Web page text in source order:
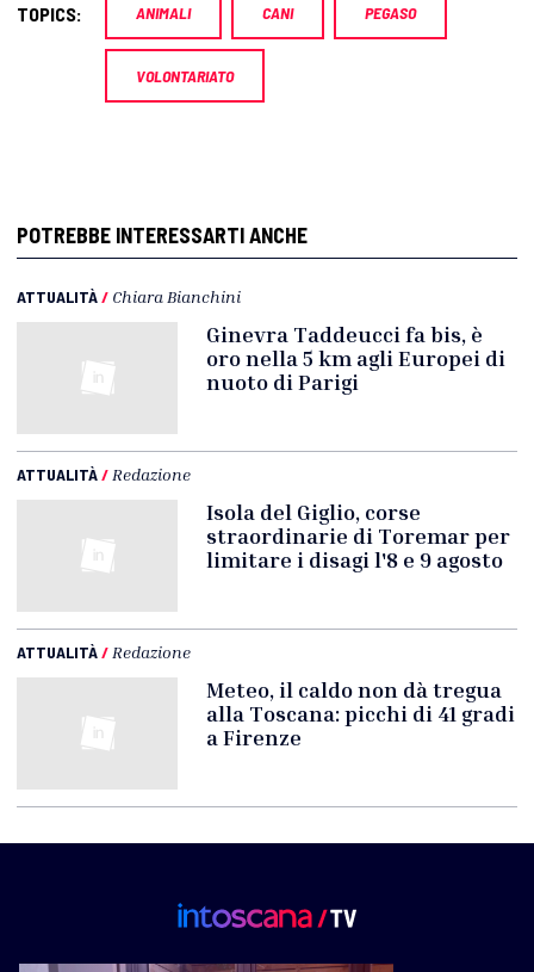
TOPICS: ANIMALI CANI PEGASO
VOLONTARIATO
POTREBBE INTERESSARTI ANCHE
ATTUALITÀ/ Chiara Bianchini
Ginevra Taddeucci fa bis, è
oro nella 5 km agli Europei di
nuoto di Parigi
ATTUALITÀ/ Redazione
Isola del Giglio, corse
straordinarie di Toremar per
limitare i disagi l'8 e 9 agosto
ATTUALITÀ/ Redazione
Meteo, il caldo non dà tregua
alla Toscana: picchi di 41 gradi
a Firenze